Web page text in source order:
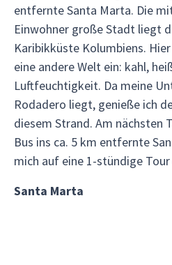
entfernte Santa Marta. Die
Einwohner große Stadt liegt
Karibikküste Kolumbiens.
eine andere Welt ein: kahl,
Luftfeuchtigkeit. Da meine
Rodadero liegt, genieße ich
diesem Strand. Am nächsten
Bus ins ca. 5 km entfernte
mich auf eine 1-stündige
Santa Marta